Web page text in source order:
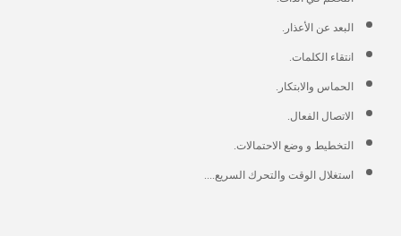
البعد عن الأعذار.
انتقاء الكلمات.
الحماس والابتكار.
الاتصال الفعال.
التخطيط و وضع الاحتمالات.
استغلال الوقت والتحرك السريع....